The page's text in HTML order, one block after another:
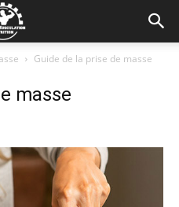
Guide de la prise de masse
masse